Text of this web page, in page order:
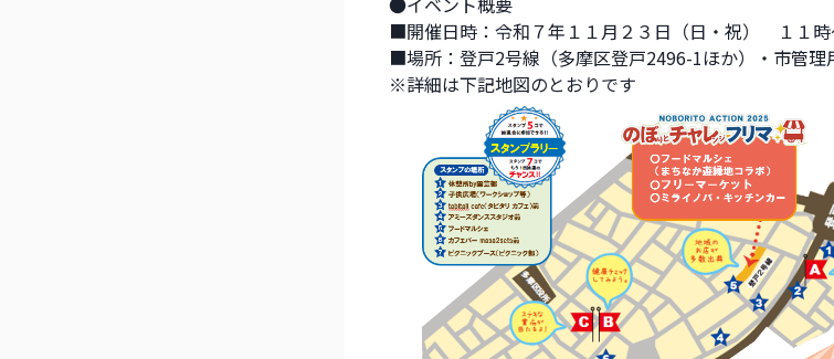
■開催日時：令和７年１１月２３日（日・祝）　１１時
■場所：登戸2号線（多摩区登戸2496-1ほか）・市管理
※詳細は下記地図のとおりです